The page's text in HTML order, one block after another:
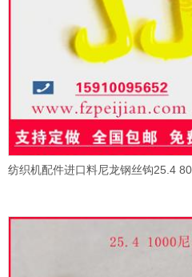
纺织机配件进口料尼龙钢丝钩25.4